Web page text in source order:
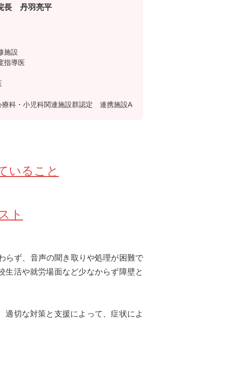
長 丹羽亮平
施設
指導医
療科・小児科関連施設群認定 連携施設A
いること
ト
ず、音声の聞き取りや処理が困難で
生活や就労場面など少なからず障壁と
切な対策と支援によって、症状によ